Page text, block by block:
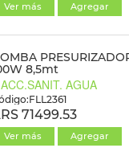
Ver más Agregar
8,5mt
AGUA
71499.53
Ver más Agregar